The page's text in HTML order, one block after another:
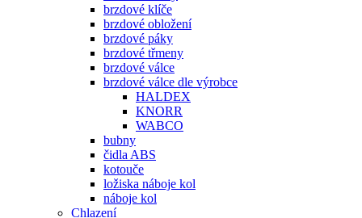
brzdové klíče
brzdové obložení
brzdové páky
brzdové třmeny
brzdové válce
brzdové válce dle výrobce
HALDEX
KNORR
WABCO
bubny
čidla ABS
kotouče
ložiska náboje kol
náboje kol
Chlazení